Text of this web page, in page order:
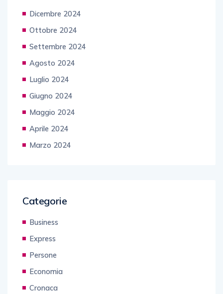
Dicembre 2024
Ottobre 2024
Settembre 2024
Agosto 2024
Luglio 2024
Giugno 2024
Maggio 2024
Aprile 2024
Marzo 2024
Categorie
Business
Express
Persone
Economia
Cronaca